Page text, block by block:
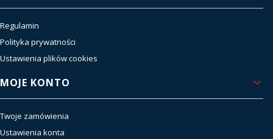
Regulamin
Polityka prywatności
Ustawienia plików cookies
MOJE KONTO
Twoje zamówienia
Ustawienia konta